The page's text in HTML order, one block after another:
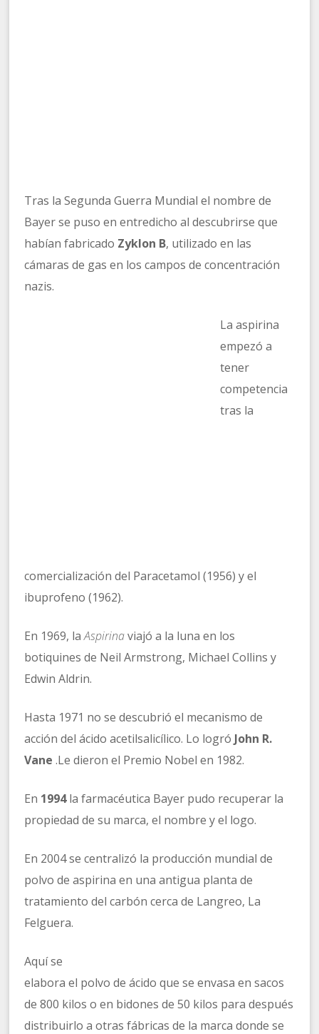
Tras la Segunda Guerra Mundial el nombre de
Bayer se puso en entredicho al descubrirse que
habían fabricado Zyklon B, utilizado en las
cámaras de gas en los campos de concentración
nazis.
La aspirina
empezó a
tener
competencia
tras la
comercialización del Paracetamol (1956) y el
ibuprofeno (1962).
En 1969, laAspirinaviajó a la luna en los
botiquines de Neil Armstrong, Michael Collins y
Edwin Aldrin.
Hasta 1971 no se descubrió el mecanismo de
acción del ácido acetilsalicílico. Lo logró John R.
Vane .Le dieron el Premio Nobel en 1982.
En 1994la farmacéutica Bayer pudo recuperar la
propiedad de su marca, el nombre y el logo.
En 2004 se centralizó la producción mundial de
polvo de aspirina en una antigua planta de
tratamiento del carbón cerca de Langreo, La
Felguera.
Aquí se
elabora el polvo de ácido que se envasa en sacos
de 800 kilos o en bidones de 50 kilos para después
distribuirlo a otras fábricas de la marca donde se